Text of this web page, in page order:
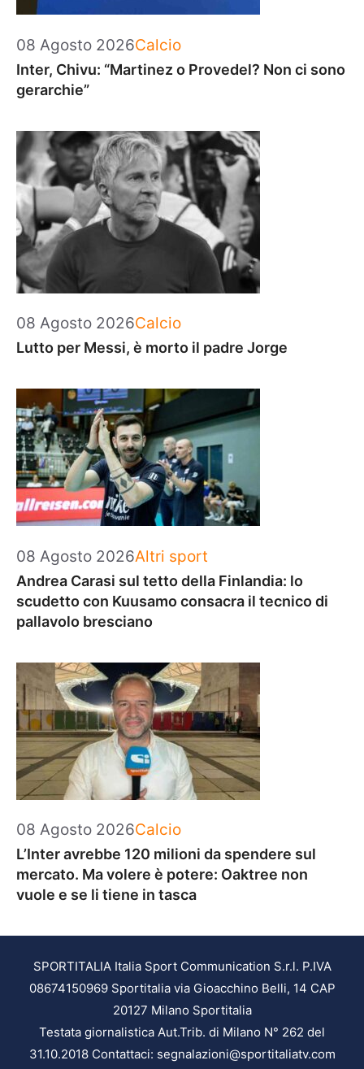
08 Agosto 2026Categorie
Calcio
Inter, Chivu: “Martinez o Provedel? Non ci sono
gerarchie”
08 Agosto 2026Categorie
Calcio
Lutto per Messi, è morto il padre Jorge
08 Agosto 2026Categorie
Altri sport
Andrea Carasi sul tetto della Finlandia: lo
scudetto con Kuusamo consacra il tecnico di
pallavolo bresciano
08 Agosto 2026Categorie
Calcio
L’Inter avrebbe 120 milioni da spendere sul
mercato. Ma volere è potere: Oaktree non
vuole e se li tiene in tasca
SPORTITALIA Italia Sport Communication S.r.l. P.IVA
08674150969 Sportitalia via Gioacchino Belli, 14 CAP
20127 Milano Sportitalia
Testata giornalistica Aut.Trib. di Milano N° 262 del
31.10.2018 Contattaci: segnalazioni@sportitaliatv.com